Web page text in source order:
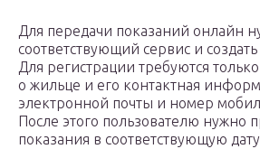
Для передачи показаний онлайн
соответствующий сервис и
Для регистрации требуются
о жильце и его контактная
электронной почты и номер
После этого пользователю нужно
показания в соответствующую